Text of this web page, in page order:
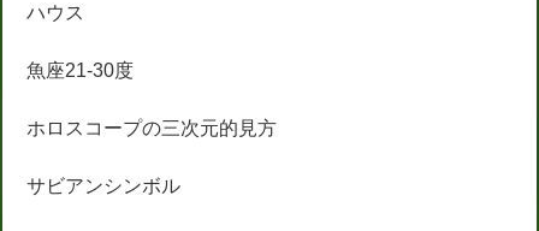
ハウス
魚座21-30度
ホロスコープの三次元的見方
サビアンシンボル